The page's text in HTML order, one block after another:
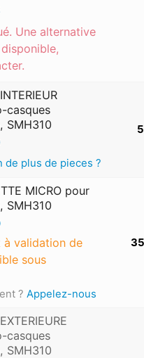
Une alternative
casques
SMH310
de plus de pieces ?
MICRO pour
SMH310
à validation de
sous
? Appelez-nous
casques
SMH310